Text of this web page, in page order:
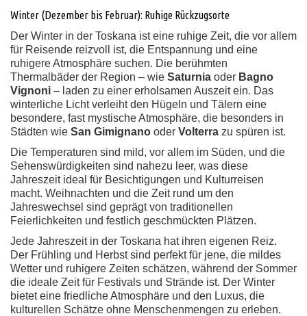
Winter (Dezember bis Februar): Ruhige Rückzugsorte
Der Winter in der Toskana ist eine ruhige Zeit, die vor allem
für Reisende reizvoll ist, die Entspannung und eine
ruhigere Atmosphäre suchen. Die berühmten
Thermalbäder der Region – wie Saturnia oder Bagno
Vignoni – laden zu einer erholsamen Auszeit ein. Das
winterliche Licht verleiht den Hügeln und Tälern eine
besondere, fast mystische Atmosphäre, die besonders in
Städten wie San Gimignano oder Volterra zu spüren ist.
Die Temperaturen sind mild, vor allem im Süden, und die
Sehenswürdigkeiten sind nahezu leer, was diese
Jahreszeit ideal für Besichtigungen und Kulturreisen
macht. Weihnachten und die Zeit rund um den
Jahreswechsel sind geprägt von traditionellen
Feierlichkeiten und festlich geschmückten Plätzen.
Jede Jahreszeit in der Toskana hat ihren eigenen Reiz.
Der Frühling und Herbst sind perfekt für jene, die mildes
Wetter und ruhigere Zeiten schätzen, während der Sommer
die ideale Zeit für Festivals und Strände ist. Der Winter
bietet eine friedliche Atmosphäre und den Luxus, die
kulturellen Schätze ohne Menschenmengen zu erleben.